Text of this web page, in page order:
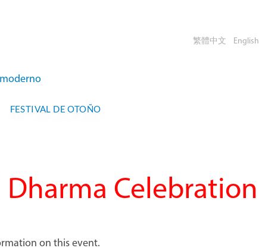
繁體中文 English
FESTIVAL DE OTOÑO
Celebration
on this event.